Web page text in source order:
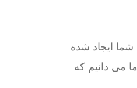
ایجاد شده
می دانیم که